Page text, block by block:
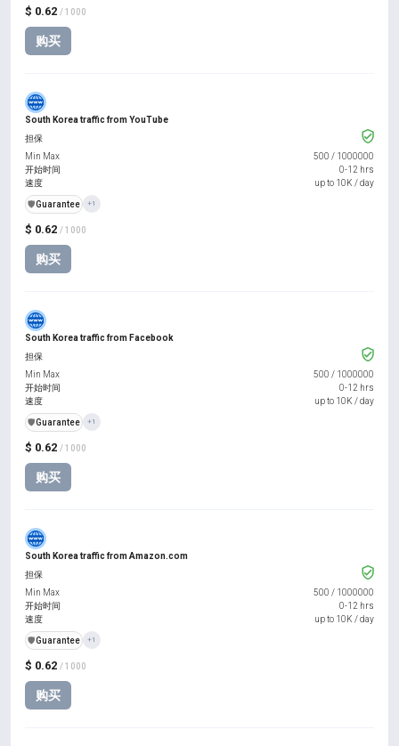
$ 0.62 / 1000
购买
South Korea traffic from YouTube
$ 0.62 / 1000
购买
担保
Min Max
500 / 1000000
开始时间
0-12 hrs
速度
up to 10K / day
️🛡️Guarantee +1
South Korea traffic from Facebook
$ 0.62 / 1000
购买
担保
Min Max
500 / 1000000
开始时间
0-12 hrs
速度
up to 10K / day
️🛡️Guarantee +1
South Korea traffic from Amazon.com
$ 0.62 / 1000
购买
担保
Min Max
500 / 1000000
开始时间
0-12 hrs
速度
up to 10K / day
️🛡️Guarantee +1